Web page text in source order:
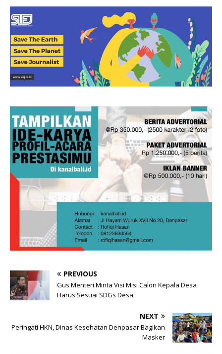
PREVIOUS
Gus Menteri Minta Visi Misi Calon Kepala Desa
Harus Sesuai SDGs Desa
NEXT
Peringati HKN, Dinas Kesehatan Denpasar Bagikan
Masker